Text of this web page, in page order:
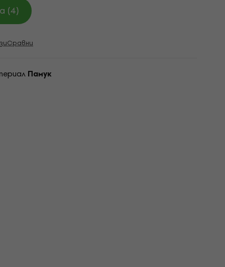
(4)
Сравни
Памук